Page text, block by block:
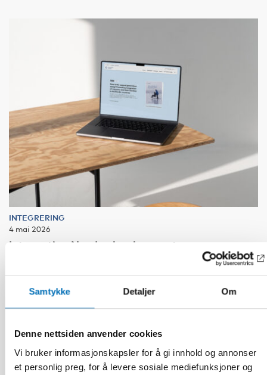
Samtykke Detaljer Om
Denne nettsiden anvender cookies
Vi bruker informasjonskapsler for å gi innhold og annonser
et personlig preg, for å levere sosiale mediefunksjoner og
INTEGRERING
4 mai 2026
Integration Norden har lanserat en ny